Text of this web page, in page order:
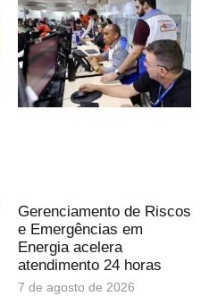
Gerenciamento de Riscos
e Emergências em
Energia acelera
atendimento 24 horas
7 de agosto de 2026